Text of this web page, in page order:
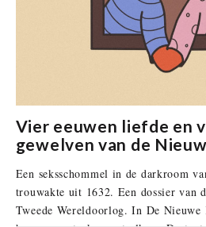
Vier eeuwen liefde en
gewelven van de
Een seksschommel in de darkroom
trouwakte uit 1632. Een dossier van
Tweede Wereldoorlog. In De